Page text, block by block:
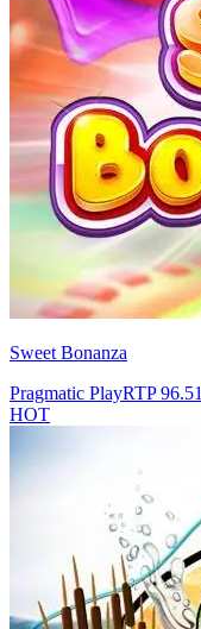
Sweet Bonanza
Pragmatic PlayRTP96.51
HOT